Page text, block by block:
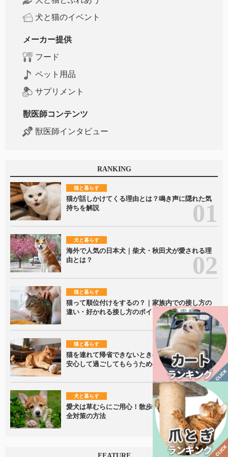
犬と猫のイベント
メーカー提供
フード
ペット用品
サプリメント
獣医師コンテンツ
獣医師インタビュー
RANKING
猫と暮らす
猫が話しかけてくる理由とは？鳴き声に隠れた気
持ちを解説
犬と暮らす
海外で人気の日本犬｜柴犬・秋田犬が愛される理
由とは？
猫と暮らす
猫って順位付けをするの？｜家族内での接し方の
違い・好かれる接し方のポイントを解説！
猫と暮らす
猫を連れて帰省できないときの留守番ポイント｜
安心して過ごしてもらうための準備を解説
犬と暮らす
愛犬は草むらにご用心！散歩中に潜むリスクと安
全対策の方法